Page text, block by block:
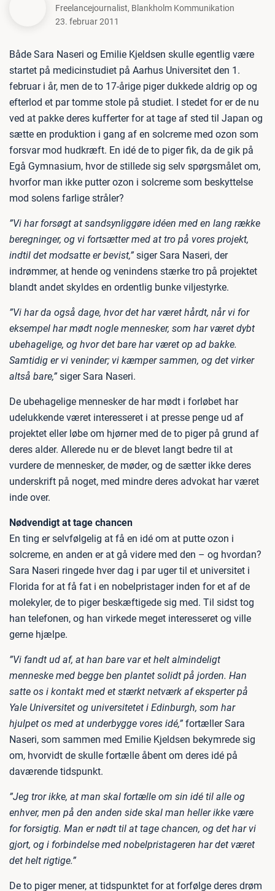
Freelancejournalist, Blankholm Kommunikation
23. februar 2011
Både Sara Naseri og Emilie Kjeldsen skulle egentlig være
startet på medicinstudiet på Aarhus Universitet den 1.
februar i år, men de to 17-årige piger dukkede aldrig op og
efterlod et par tomme stole på studiet. I stedet for er de nu
ved at pakke deres kufferter for at tage af sted til Japan og
sætte en produktion i gang af en solcreme med ozon som
forsvar mod hudkræft. En idé de to piger fik, da de gik på
Egå Gymnasium, hvor de stillede sig selv spørgsmålet om,
hvorfor man ikke putter ozon i solcreme som beskyttelse
mod solens farlige stråler?
”Vi har forsøgt at sandsynliggøre idéen med en lang række
beregninger, og vi fortsætter med at tro på vores projekt,
indtil det modsatte er bevist,” siger Sara Naseri, der
indrømmer, at hende og venindens stærke tro på projektet
blandt andet skyldes en ordentlig bunke viljestyrke.
”Vi har da også dage, hvor det har været hårdt, når vi for
eksempel har mødt nogle mennesker, som har været dybt
ubehagelige, og hvor det bare har været op ad bakke.
Samtidig er vi veninder; vi kæmper sammen, og det virker
altså bare,” siger Sara Naseri.
De ubehagelige mennesker de har mødt i forløbet har
udelukkende været interesseret i at presse penge ud af
projektet eller løbe om hjørner med de to piger på grund af
deres alder. Allerede nu er de blevet langt bedre til at
vurdere de mennesker, de møder, og de sætter ikke deres
underskrift på noget, med mindre deres advokat har været
inde over.
Nødvendigt at tage chancen
En ting er selvfølgelig at få en idé om at putte ozon i
solcreme, en anden er at gå videre med den – og hvordan?
Sara Naseri ringede hver dag i par uger til et universitet i
Florida for at få fat i en nobelpristager inden for et af de
molekyler, de to piger beskæftigede sig med. Til sidst tog
han telefonen, og han virkede meget interesseret og ville
gerne hjælpe.
”Vi fandt ud af, at han bare var et helt almindeligt
menneske med begge ben plantet solidt på jorden. Han
satte os i kontakt med et stærkt netværk af eksperter på
Yale Universitet og universitetet i Edinburgh, som har
hjulpet os med at underbygge vores idé,” fortæller Sara
Naseri, som sammen med Emilie Kjeldsen bekymrede sig
om, hvorvidt de skulle fortælle åbent om deres idé på
daværende tidspunkt.
”Jeg tror ikke, at man skal fortælle om sin idé til alle og
enhver, men på den anden side skal man heller ikke være
for forsigtig. Man er nødt til at tage chancen, og det har vi
gjort, og i forbindelse med nobelpristageren har det været
det helt rigtige.”
De to piger mener, at tidspunktet for at forfølge deres drøm